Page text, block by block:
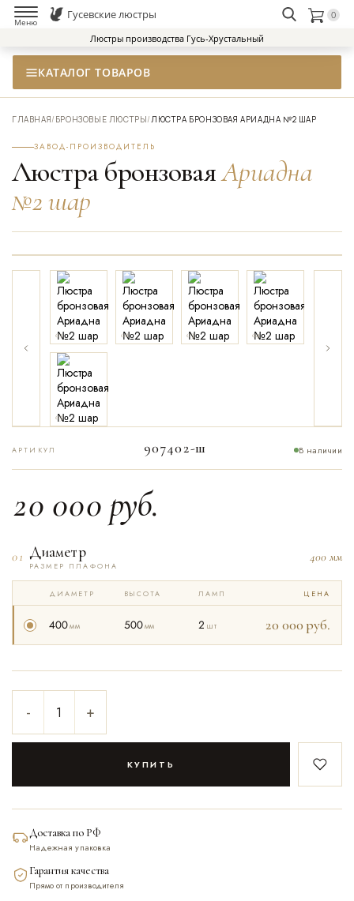
Меню
Гусевские люстры
0
Люстры производства Гусь-Хрустальный
КАТАЛОГ ТОВАРОВ
НАЙТИ
ГЛАВНАЯ/ БРОНЗОВЫЕ ЛЮСТРЫ/ЛЮСТРА БРОНЗОВАЯ АРИАДНА №2 ШАР
ЗАВОД-ПРОИЗВОДИТЕЛЬ
Люстра бронзоваяАриадна
№2 шар
01 02 03 04
05
АРТИКУЛ 907402-ш В наличии
20 000 руб.
01 Диаметр
РАЗМЕР ПЛАФОНА
400 мм
ДИАМЕТР ВЫСОТА ЛАМП ЦЕНА
400мм 500мм 2 шт 20 000руб.
- +
КУПИТЬ В
Доставка по РФ
Надежная упаковка
Гарантия качества
Прямо от производителя